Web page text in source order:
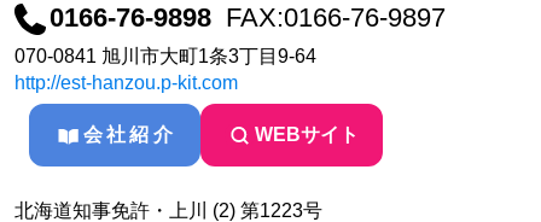
0166-76-9898 FAX:0166-76-9897
070-0841 旭川市大町1条3丁目9-64
http://est-hanzou.p-kit.com
会社紹介 WEBサイト
北海道知事免許・上川 (2) 第1223号